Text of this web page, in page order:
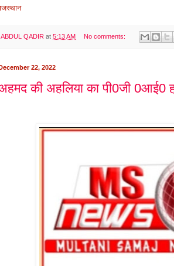
ABDUL QADIR at 5:13 AM No comments:
22, 2022
की अहलिया का पी0जी 0आई0